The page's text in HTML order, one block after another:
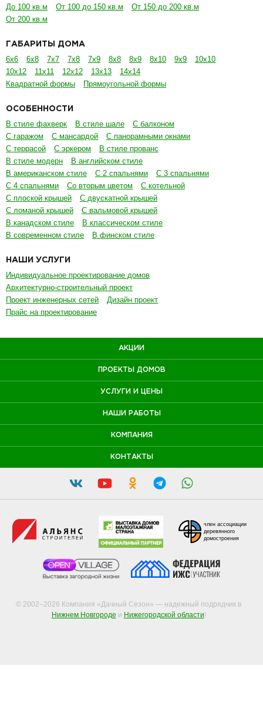
До 100 кв.м От 100 до 150 кв.м
От 150 до 200 кв.м
От 200 кв.м
ГАБАРИТЫ ДОМА
6х6 6х8 7х7 7х8 7х9 8х8 8х9 8х10 9х9
10х10
10х12
11х11 12х12 13х13
14х14
Квадратной формы
Прямоугольной формы
ОСОБЕННОСТИ
В стиле фахверк В стиле шале
С балконом
С гаражом
С мансардой
С панорамными окнами
С террасой
С эркером
В стиле прованс
В стиле модерн
В английском стиле
В американском стиле
С 2 спальнями
С 3 спальнями
С 4 спальнями
Со вторым цветом
С котельной
С плоской крышей
С двускатной крышей
С ломаной крышей
С вальмовой крышей
В канадском стиле
В классическом стиле
В современном стиле
В финском стиле
НАШИ УСЛУГИ
Индивидуальное проектирование домов
Архитектурно-строительный проект
Проект инженерных сетей
Дизайн проект
Прайс на проектирование
АКЦИИ
ПРОЕКТЫ ДОМОВ
УСЛУГИ И ЦЕНЫ
НАШИ РАБОТЫ
КОМПАНИЯ
КОНТАКТЫ
© 2002–2026 Компания «Дачный Сезон» — надежный подрядчик в
Нижнем Новгороде и Нижегородской области!
член ассоциации
деревянного
домостроения